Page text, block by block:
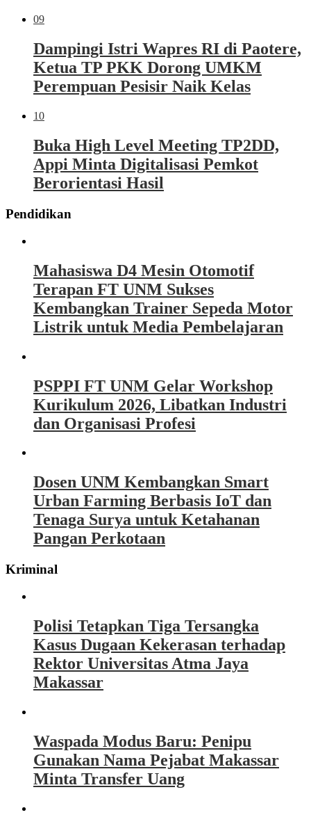
09
Dampingi Istri Wapres RI di Paotere,
Ketua TP PKK Dorong UMKM
Perempuan Pesisir Naik Kelas
10
Buka High Level Meeting TP2DD,
Appi Minta Digitalisasi Pemkot
Berorientasi Hasil
Pendidikan
Mahasiswa D4 Mesin Otomotif
Terapan FT UNM Sukses
Kembangkan Trainer Sepeda Motor
Listrik untuk Media Pembelajaran
PSPPI FT UNM Gelar Workshop
Kurikulum 2026, Libatkan Industri
dan Organisasi Profesi
Dosen UNM Kembangkan Smart
Urban Farming Berbasis IoT dan
Tenaga Surya untuk Ketahanan
Pangan Perkotaan
Kriminal
Polisi Tetapkan Tiga Tersangka
Kasus Dugaan Kekerasan terhadap
Rektor Universitas Atma Jaya
Makassar
Waspada Modus Baru: Penipu
Gunakan Nama Pejabat Makassar
Minta Transfer Uang